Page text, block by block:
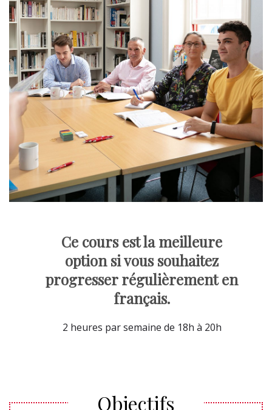
Ce cours est la meilleure
option si vous souhaitez
progresser régulièrement en
français.
2 heures par semaine de 18h à 20h
Objectifs